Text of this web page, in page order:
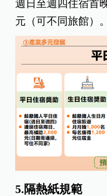
週日至週四住宿首
元（可不同旅館）。
5.隔熱紙規範